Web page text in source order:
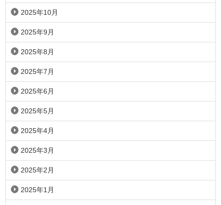
2025年10月
2025年9月
2025年8月
2025年7月
2025年6月
2025年5月
2025年4月
2025年3月
2025年2月
2025年1月